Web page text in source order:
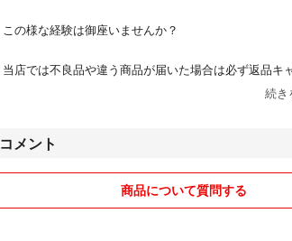
この様な経験は御座いませんか？
当店では不良品や違う商品が届いた場合は必ず返品キ
以上の取引実績が御座います。
お客様には安心してお取引して頂けるよう、その道の
ご対応させて頂きます。
続き
コメント
商品について質問する